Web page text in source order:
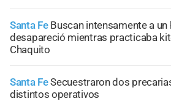
Santa Fe Buscan intensamente a
desapareció mientras practicaba
Chaquito
Santa FeSecuestraron dos
distintos operativos